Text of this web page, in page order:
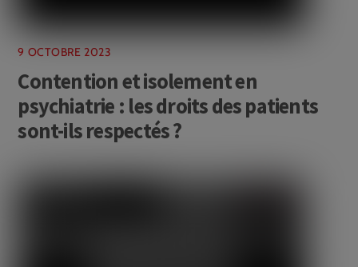
9 OCTOBRE 2023
Contention et isolement en
psychiatrie : les droits des patients
sont-ils respectés ?